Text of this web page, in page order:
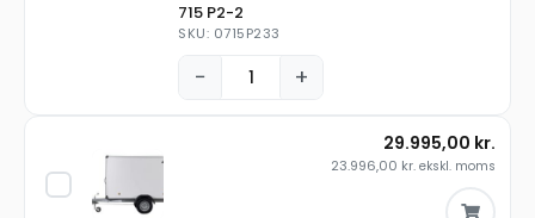
715 P2-2
SKU: 0715P233
− +
29.995,00 kr.
23.996,00 kr. ekskl. moms